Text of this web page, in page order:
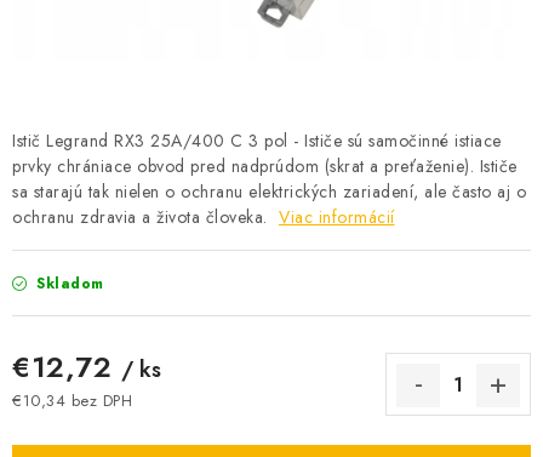
OBCHOD
SVIETIDLÁ A SVETELNÉ ZDROJE
ÚLOŽNÝ MATERIÁL
ZÁSUVKY A VYPÍNAČE
DOMÁCNOSŤ
ELEKTROMEROVÉ ROZVÁDZAČE
Istič Legrand RX3 25A/400 C 3 pol - Ističe sú samočinné istiace
prvky chrániace obvod pred nadprúdom (skrat a preťaženie). Ističe
sa starajú tak nielen o ochranu elektrických zariadení, ale často aj o
ochranu zdravia a života človeka. Viac informácií
Skladom
€12,72 / ks
€10,34 bez DPH